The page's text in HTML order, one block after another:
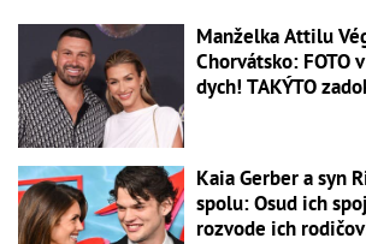
Manželka Attilu
Chorvátsko: FOTO
dych! TAKÝTO
Kaia Gerber a syn
spolu: Osud ich
rozvode ich